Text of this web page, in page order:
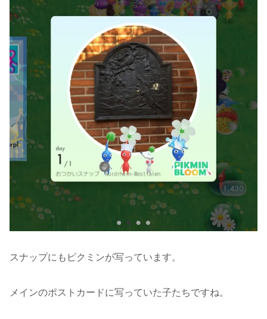
スナップにもピクミンが写っています。
メインのポストカードに写っていた子たちですね。